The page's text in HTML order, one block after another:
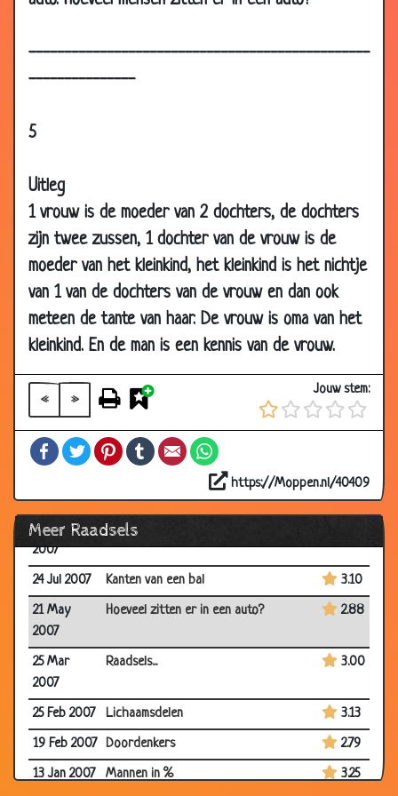
------------------------------------------------
---------------
5
Uitleg
1 vrouw is de moeder van 2 dochters, de dochters
zijn twee zussen, 1 dochter van de vrouw is de
moeder van het kleinkind, het kleinkind is het nichtje
van 1 van de dochters van de vrouw en dan ook
meteen de tante van haar. De vrouw is oma van het
kleinkind. En de man is een kennis van de vrouw.
« »
Jouw stem:
FacebookTwitterPinterestTumblrEmail
https://Moppen.nl/40409
Meer Raadsels
10 Oct
Hoofdrekenen 2.77
2008
28 Jul 2008
10 Jul 2008
Watermeloenen
3.27
19 Dec
2007
3x hetzelfde woord
22 Nov 2007 Hoe noemen we...?
3.74
15 Nov 2007
Hetzelfde denken
3.24
12 Nov 2007
Meten
27 Oct 2007
Gierig
3.02
24 Oct 2007
3.39
11 Oct 2007
Vlieg in de wijn
2007
2.85
03 Aug
2007
8 medeklinkers
24 Jul 2007 Kanten van een bal
3.10
21 May
2007
Hoeveel zitten er in een auto? 2.88
25 Mar
2007
Raadsels... 3.00
25 Feb 2007 Lichaamsdelen
3.13
19 Feb 2007
Doordenkers
2.79
13 Jan 2007
Mannen in % 3.25